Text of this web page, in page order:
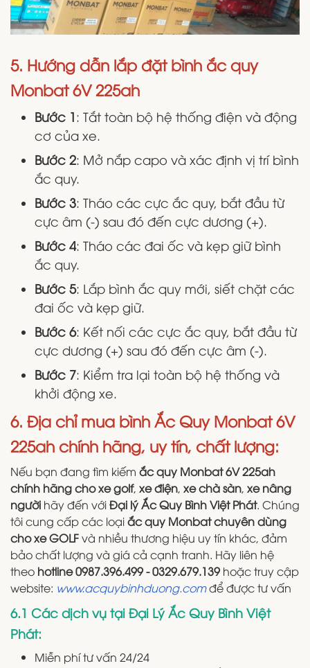
5. Hướng dẫn lắp đặt bình ắc quy
Monbat 6V 225ah
Bước 1: Tắt toàn bộ hệ thống điện và động
cơ của xe.
Bước 2: Mở nắp capo và xác định vị trí bình
ắc quy.
Bước 3: Tháo các cực ắc quy, bắt đầu từ
cực âm (-) sau đó đến cực dương (+).
Bước 4: Tháo các đai ốc và kẹp giữ bình
ắc quy.
Bước 5: Lắp bình ắc quy mới, siết chặt các
đai ốc và kẹp giữ.
Bước 6: Kết nối các cực ắc quy, bắt đầu từ
cực dương (+) sau đó đến cực âm (-).
Bước 7: Kiểm tra lại toàn bộ hệ thống và
khởi động xe.
6. Địa chỉ mua bình Ắc Quy Monbat 6V
225ah chính hãng, uy tín, chất lượng:
Nếu bạn đang tìm kiếm ắc quy Monbat 6V 225ah
chính hãng cho xe golf, xe điện, xe chà sàn, xe nâng
người hãy đến vớiĐại lý Ắc Quy Bình Việt Phát. Chúng
tôi cung cấp các loạiắc quy Monbat chuyên dùng
cho xe GOLFvà nhiều thương hiệu uy tín khác, đảm
bảo chất lượng và giá cả cạnh tranh. Hãy liên hệ
theo hotline 0987.396.499 - 0329.679.139 hoặc truy cập
website: www.acquybinhduong.comđể được tư vấn
6.1 Các dịch vụ tại Đại Lý Ắc Quy Bình Việt
Phát:
Miễn phí tư vấn 24/24